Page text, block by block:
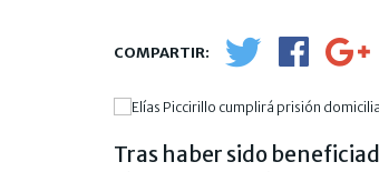
Tras haber sido